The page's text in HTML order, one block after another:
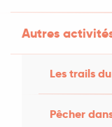
Autres
Les trails
Pêcher
choix de
sur le thème
oiseaux.
placées
la